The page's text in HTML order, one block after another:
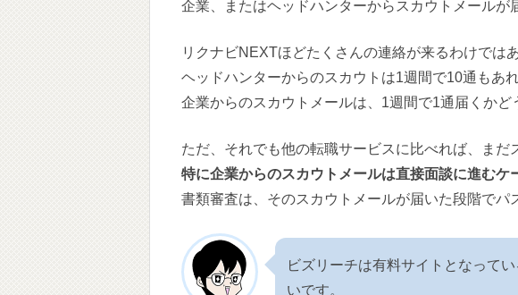
企業、またはヘッドハンターからスカウトメールが
リクナビNEXTほどたくさんの連絡が来るわけでは
ヘッドハンターからのスカウトは1週間で10通もあれ
企業からのスカウトメールは、1週間で1通届くかど
ただ、それでも他の転職サービスに比べれば、まだ
特に企業からのスカウトメールは直接面談に進むケ
書類審査は、そのスカウトメールが届いた段階でパ
ビズリーチは有料サイトとなって
いです。